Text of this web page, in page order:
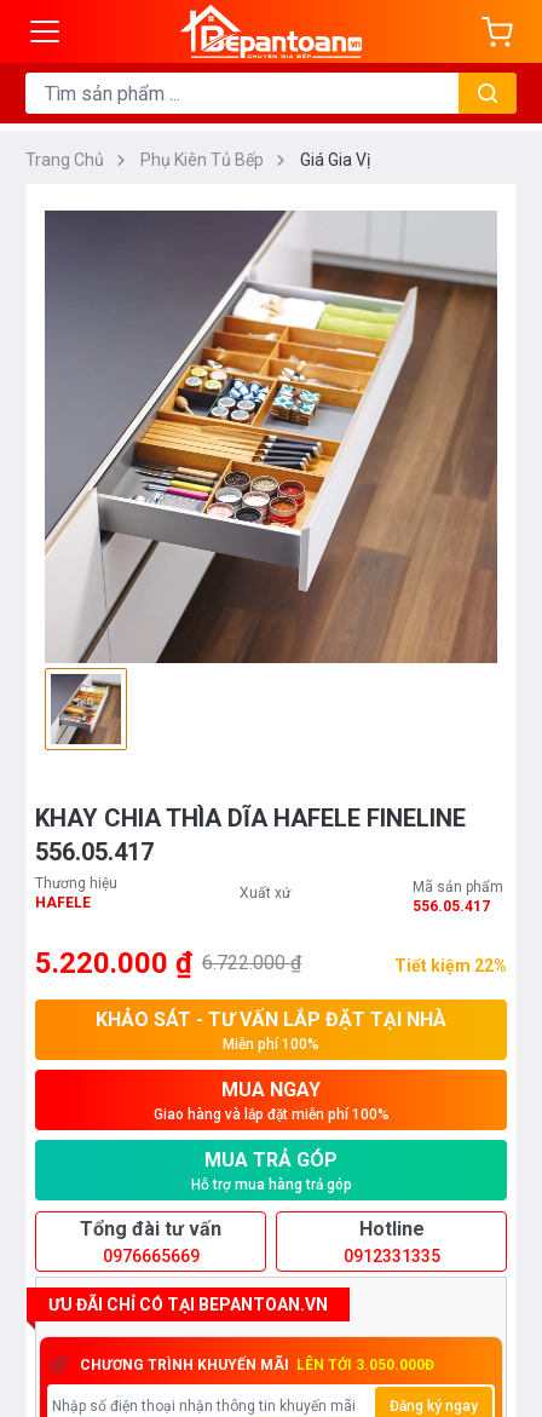
Trang Chủ Phụ Kiên Tủ Bếp Giá Gia Vị
KHAY CHIA THÌA DĨA HAFELE FINELINE
556.05.417
Thương hiệu
HAFELE
Xuất xứ
Mã sản phẩm
556.05.417
5.220.000 ₫ 6.722.000 ₫ Tiết kiệm 22%
KHẢO SÁT - TƯ VẤN LẮP ĐẶT TẠI NHÀ
Miễn phí 100%
MUA NGAY
Giao hàng và lắp đặt miễn phí 100%
MUA TRẢ GÓP
Hỗ trợ mua hàng trả góp
Tổng đài tư vấn
0976665669
Hotline
0912331335
ƯU ĐÃI CHỈ CÓ TẠI BEPANTOAN.VN
CHƯƠNG TRÌNH KHUYẾN MÃI LÊN TỚI 3.050.000Đ
Đăng ký ngay